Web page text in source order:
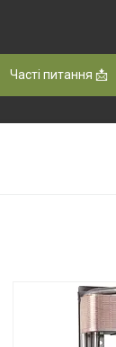
Часті питання 📩